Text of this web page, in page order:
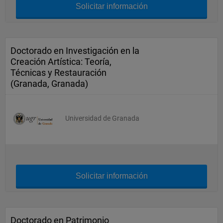
Solicitar información
Doctorado en Investigación en la
Creación Artística: Teoría,
Técnicas y Restauración
(Granada, Granada)
Universidad de Granada
Solicitar información
Doctorado en Patrimonio